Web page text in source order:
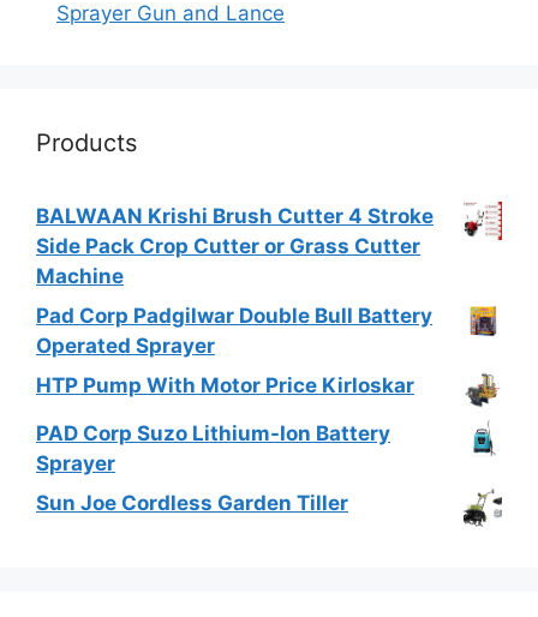
Sprayer Gun and Lance
Products
BALWAAN Krishi Brush Cutter 4 Stroke
Side Pack Crop Cutter or Grass Cutter
Machine
Pad Corp Padgilwar Double Bull Battery
Operated Sprayer
HTP Pump With Motor Price Kirloskar
PAD Corp Suzo Lithium-Ion Battery
Sprayer
Sun Joe Cordless Garden Tiller